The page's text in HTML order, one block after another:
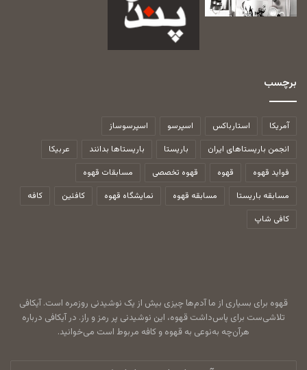
برچسب
آمریکا استارباکس اسپرسو
اسپرسوساز
انجمن باریستاهای ایران
باریستا باریستاها بدانند
عربیکا
فواید قهوه
قهوه قهوه تخصصی
مسابقات قهوه
مسابقه باریستا
مسابقه قهوه نمایشگاه قهوه کافئین
کافه
کافی شاپ
قهوه برای بسیاری از ما آدم‌ها چیزی بیش از یک نوشیدنی روزمره است. آیکافی
تلاشی‌ست برای پاس‌داشت قهوه، این نوشیدنی پر رمز و راز. در آیکافی درباره
هرآن‌چه به‌نوعی به قهوه و کافه مربوط است می‌خوانید.